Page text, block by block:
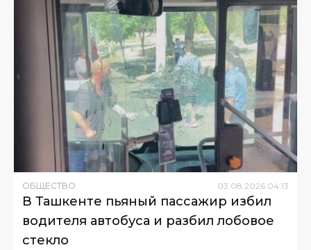
ОБЩЕСТВО 03.08.2026 04:13
В Ташкенте пьяный пассажир избил
водителя автобуса и разбил лобовое
стекло